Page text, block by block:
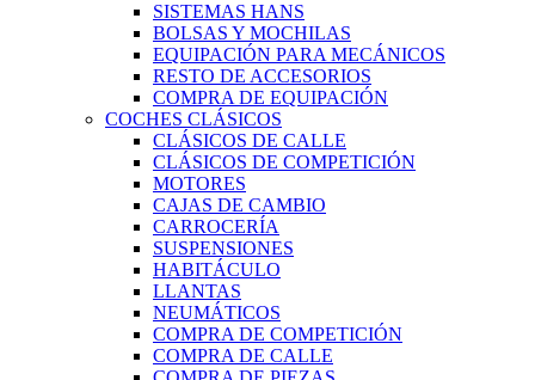
SISTEMAS HANS
BOLSAS Y MOCHILAS
EQUIPACIÓN PARA MECÁNICOS
RESTO DE ACCESORIOS
COMPRA DE EQUIPACIÓN
COCHES CLÁSICOS
CLÁSICOS DE CALLE
CLÁSICOS DE COMPETICIÓN
MOTORES
CAJAS DE CAMBIO
CARROCERÍA
SUSPENSIONES
HABITÁCULO
LLANTAS
NEUMÁTICOS
COMPRA DE COMPETICIÓN
COMPRA DE CALLE